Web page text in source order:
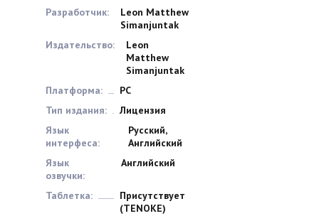
Разработчик:
Leon Matthew
Simanjuntak
Издательство:
Leon
Matthew
Simanjuntak
Платформа:
PC
Тип издания:
Лицензия
Язык
интерфеса:
Русский,
Английский
Язык
озвучки:
Английский
Таблетка:
Присутствует
(TENOKE)